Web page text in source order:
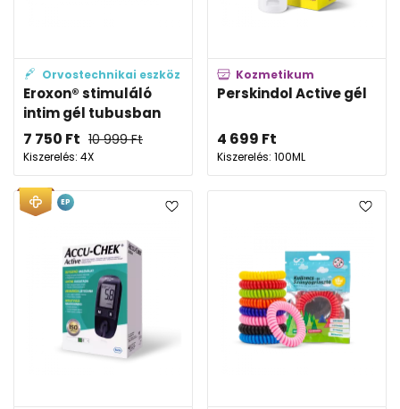
Orvostechnikai eszköz
Eroxon® stimuláló
intim gél tubusban
7 750 Ft 10 999Ft
Kiszerelés: 4X
Kozmetikum
Perskindol Active gél
4 699 Ft
Kiszerelés: 100ML
EP